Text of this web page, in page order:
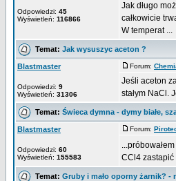
Odpowiedzi: 45
Wyświetleń: 116866
Jak długo
całkowicie
W temperat ...
Temat: Jak wysuszyc aceton ?
Blastmaster
Odpowiedzi: 9
Wyświetleń: 31306
Forum:
Jeśli aceton
stałym NaCl.
Temat: Świeca dymna - dymy białe,
Blastmaster
Odpowiedzi: 60
Wyświetleń: 155583
Forum:
CCl4
Temat: Gruby i mało oporny żarnik? -